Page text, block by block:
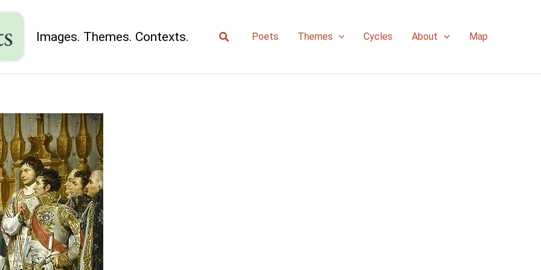
Images. Themes. Contexts. SearchPoets Themes Cycles About Map